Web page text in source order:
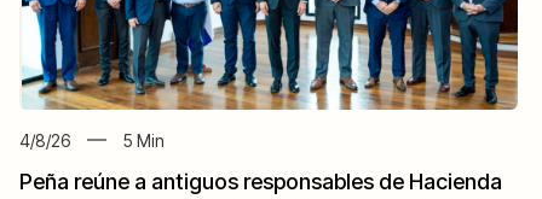
4/8/26 5 Min
Peña reúne a antiguos responsables de Hacienda